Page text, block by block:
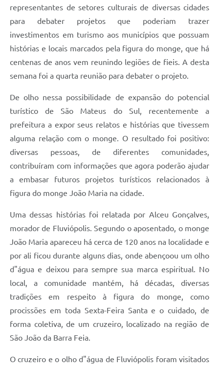
Audiências Públicas
Iluminação Pública
Arquivos para Download
Projetos
Legislação
Links
Agenda
Briefing de Ações, Divulgações e Eventos
Solicitação de Remoção: Instituições Escolares
Contato
Telefones Úteis
representantes de setores culturais de diversas cidades
para debater projetos que poderiam trazer
investimentos em turismo aos municípios que possuam
histórias e locais marcados pela figura do monge, que há
centenas de anos vem reunindo legiões de fieis. A desta
semana foi a quarta reunião para debater o projeto.
De olho nessa possibilidade de expansão do potencial
turístico de São Mateus do Sul, recentemente a
prefeitura a expor seus relatos e histórias que tivessem
alguma relação com o monge. O resultado foi positivo:
diversas pessoas, de diferentes comunidades,
contribuíram com informações que agora poderão ajudar
a embasar futuros projetos turísticos relacionados à
figura do monge João Maria na cidade.
Uma dessas histórias foi relatada por Alceu Gonçalves,
morador de Fluviópolis. Segundo o aposentado, o monge
João Maria apareceu há cerca de 120 anos na localidade e
por ali ficou durante alguns dias, onde abençoou um olho
d"água e deixou para sempre sua marca espiritual. No
local, a comunidade mantém, há décadas, diversas
tradições em respeito à figura do monge, como
procissões em toda Sexta-Feira Santa e o cuidado, de
forma coletiva, de um cruzeiro, localizado na região de
São João da Barra Feia.
O cruzeiro e o olho d"água de Fluviópolis foram visitados